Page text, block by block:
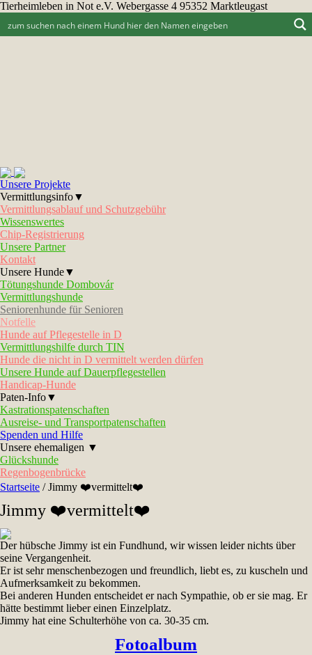
Tierheimleben in Not e.V. Webergasse 4 95352 Marktleugast
Unsere Projekte
Vermittlungsinfo▼
Vermittlungsablauf und Schutzgebühr
Wissenswertes
Chip-Registrierung
Unsere Partner
Kontakt
Unsere Hunde▼
Tötungshunde Dombovár
Vermittlungshunde
Seniorenhunde für Senioren
Notfelle
Hunde auf Pflegestelle in D
Vermittlungshilfe durch TIN
Hunde die nicht in D vermittelt werden dürfen
Unsere Hunde auf Dauerpflegestellen
Handicap-Hunde
Paten-Info▼
Kastrationspatenschaften
Ausreise- und Transportpatenschaften
Spenden und Hilfe
Unsere ehemaligen ▼
Glückshunde
Regenbogenbrücke
Startseite /Jimmy ❤️vermittelt❤️
Jimmy ❤️vermittelt❤️
Der hübsche Jimmy ist ein Fundhund, wir wissen leider nichts über
seine Vergangenheit.
Er ist sehr menschenbezogen und freundlich, liebt es, zu kuscheln und
Aufmerksamkeit zu bekommen.
Bei anderen Hunden entscheidet er nach Sympathie, ob er sie mag. Er
hätte bestimmt lieber einen Einzelplatz.
Jimmy hat eine Schulterhöhe von ca. 30-35 cm.
Fotoalbum